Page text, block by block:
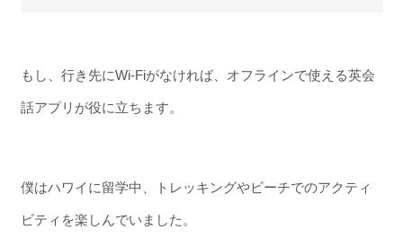
もし、行き先にWi-Fiがなければ、オフラインで使える英会
話アプリが役に立ちます。
僕はハワイに留学中、トレッキングやビーチでのアクティ
ビティを楽しんでいました。